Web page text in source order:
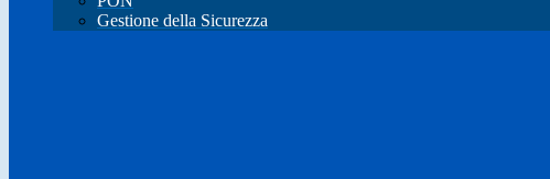
Gestione della Sicurezza